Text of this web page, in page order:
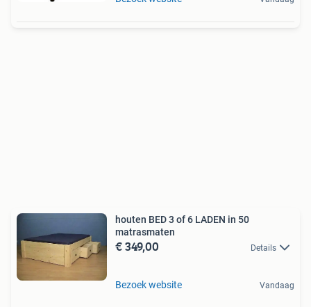
houten BED 3 of 6 LADEN in 50
matrasmaten
€ 349,00 Details
Bezoek website Vandaag